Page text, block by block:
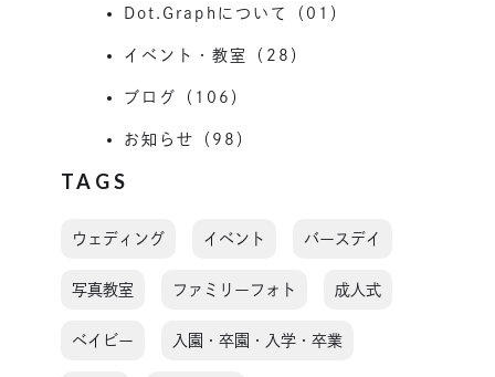
Dot.Graphについて（01）
イベント・教室（28）
ブログ（106）
お知らせ（98）
TAGS
ウェディング イベント バースデイ
写真教室 ファミリーフォト 成人式
ベイビー 入園・卒園・入学・卒業